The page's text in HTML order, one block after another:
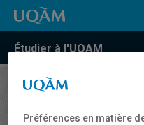
Étudier à l'UQAM
COURS//
Préférences en matière